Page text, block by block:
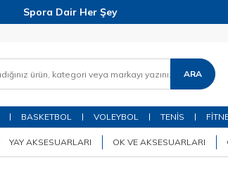
Spora Dair Her Şey
ARA
BASKETBOL VOLEYBOL TENİS
YAY AKSESUARLARI OK VE AKSESUARLARI